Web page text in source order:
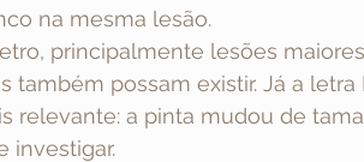
na mesma lesão.
principalmente lesões
possam existir. Já a letra
relevante: a pinta mudou de
investigar.